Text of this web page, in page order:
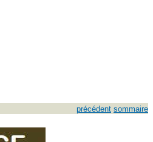
précédent sommaire